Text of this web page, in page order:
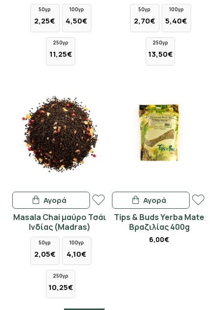
50γρ
2,25€
100γρ
4,50€
250γρ
11,25€
50γρ
2,70€
100γρ
5,40€
250γρ
13,50€
Masala Chai μαύρο Τσάι
Ινδίας (Madras)
50γρ
2,05€
100γρ
4,10€
250γρ
10,25€
Αγορά
Tips & Buds Yerba Mate
Βραζιλίας 400g
6,00€
Αγορά